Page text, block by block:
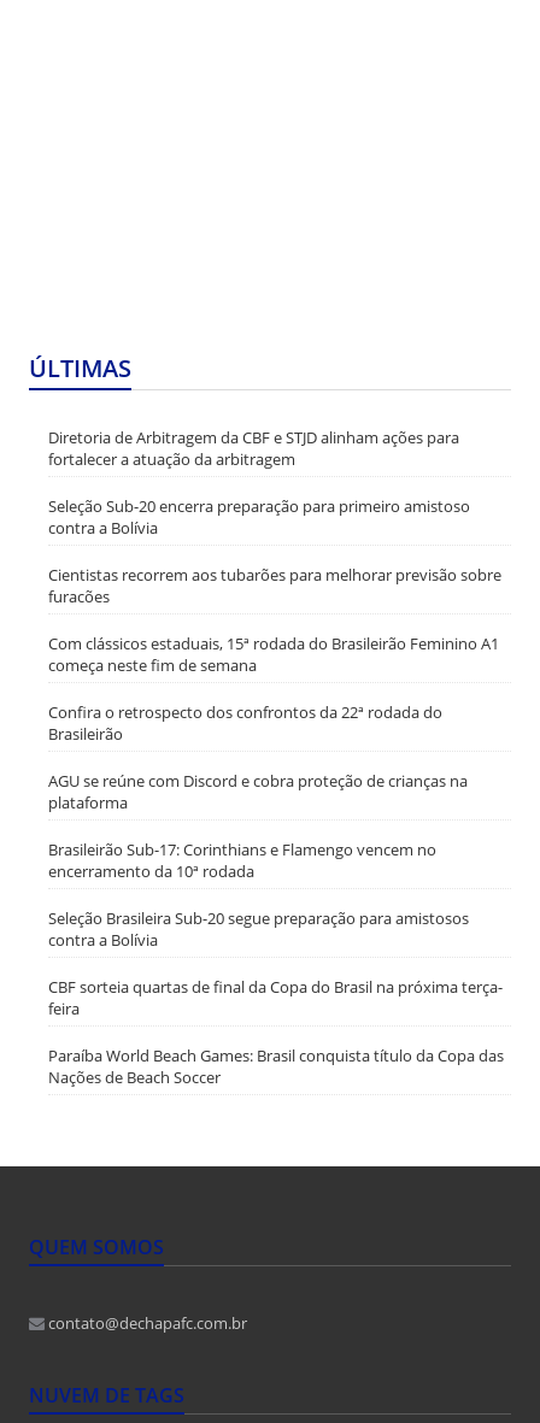
ÚLTIMAS
Diretoria de Arbitragem da CBF e STJD alinham ações para
fortalecer a atuação da arbitragem
Seleção Sub-20 encerra preparação para primeiro amistoso
contra a Bolívia
Cientistas recorrem aos tubarões para melhorar previsão sobre
furacões
Com clássicos estaduais, 15ª rodada do Brasileirão Feminino A1
começa neste fim de semana
Confira o retrospecto dos confrontos da 22ª rodada do
Brasileirão
AGU se reúne com Discord e cobra proteção de crianças na
plataforma
Brasileirão Sub-17: Corinthians e Flamengo vencem no
encerramento da 10ª rodada
Seleção Brasileira Sub-20 segue preparação para amistosos
contra a Bolívia
CBF sorteia quartas de final da Copa do Brasil na próxima terça-
feira
Paraíba World Beach Games: Brasil conquista título da Copa das
Nações de Beach Soccer
QUEM SOMOS
contato@dechapafc.com.br
NUVEM DE TAGS